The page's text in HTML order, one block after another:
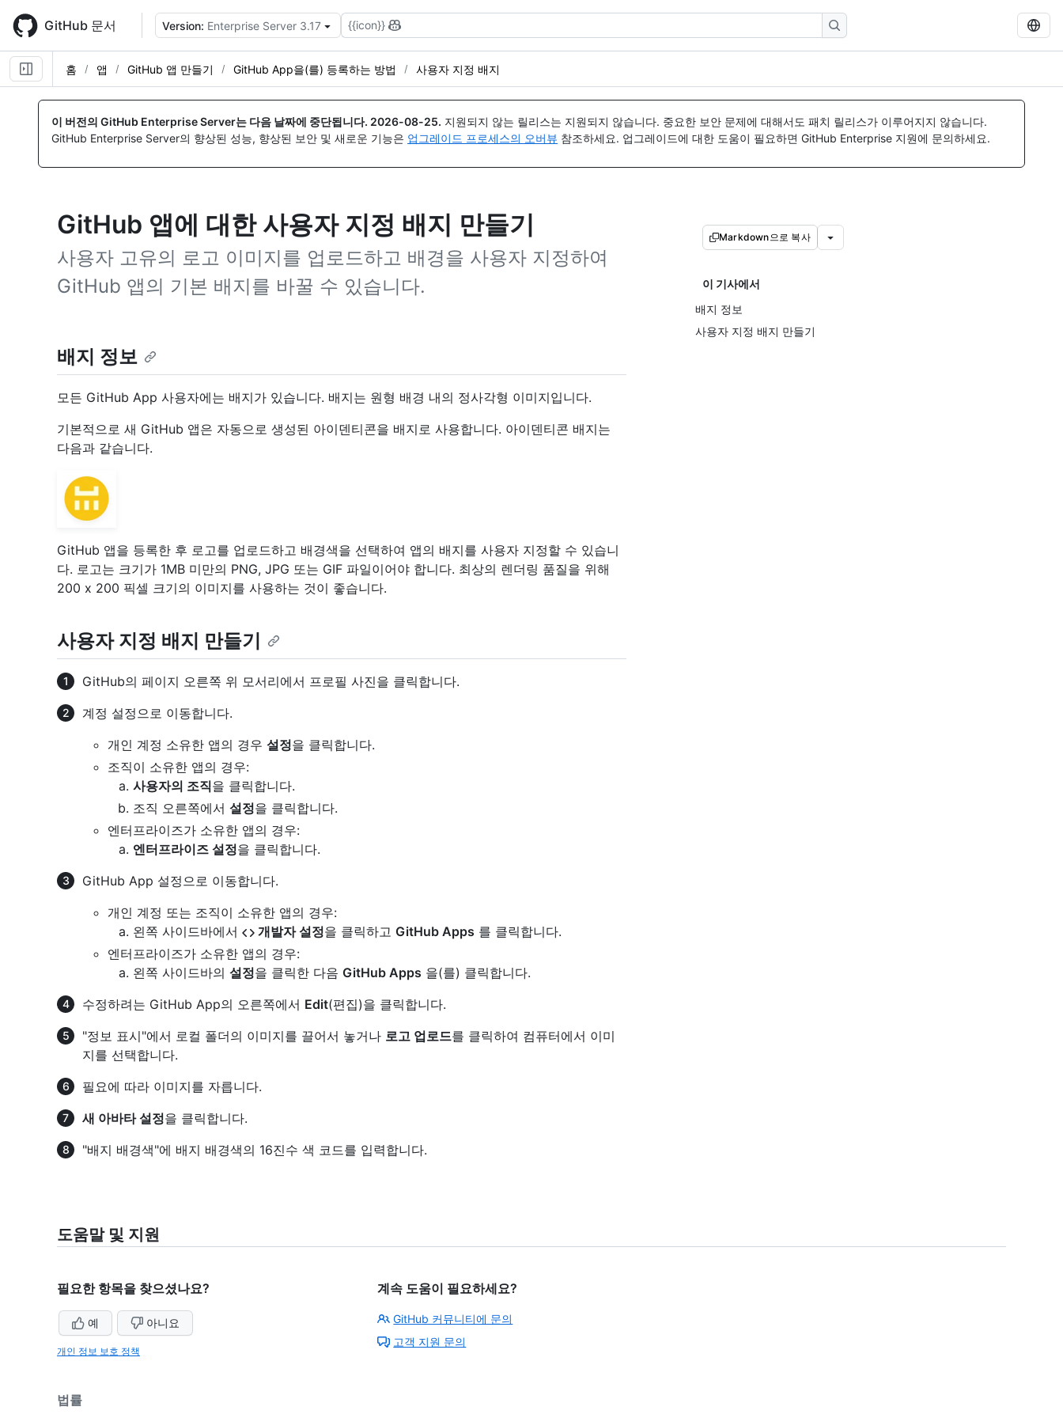
main
content
GitHub 문서 Version: Enterprise Server 3.17 {{icon}}
홈 앱 GitHub 앱 만들기 GitHub App을(를) 등록하는 방법 사용자 지정 배지
이 버전의 GitHub Enterprise Server는 다음 날짜에 중단됩니다. 2026-08-25. 지원되지 않는 릴리스는 지원되지 않습니다. 중요한 보안 문제에 대해서도 패치 릴리스가 이루어지지 않습니다.
GitHub Enterprise Server의 향상된 성능, 향상된 보안 및 새로운 기능은 업그레이드 프로세스의 오버뷰 참조하세요. 업그레이드에 대한 도움이 필요하면 GitHub Enterprise 지원에 문의하세요.
GitHub 앱에 대한 사용자 지정 배지 만들기
사용자 고유의 로고 이미지를 업로드하고 배경을 사용자 지정하여
GitHub 앱의 기본 배지를 바꿀 수 있습니다.
Markdown으로 복사
이 기사에서
배지 정보
사용자 지정 배지 만들기
배지 정보
모든 GitHub App 사용자에는 배지가 있습니다. 배지는 원형 배경 내의 정사각형 이미지입니다.
기본적으로 새 GitHub 앱은 자동으로 생성된 아이덴티콘을 배지로 사용합니다. 아이덴티콘 배지는
다음과 같습니다.
GitHub 앱을 등록한 후 로고를 업로드하고 배경색을 선택하여 앱의 배지를 사용자 지정할 수 있습니
다. 로고는 크기가 1MB 미만의 PNG, JPG 또는 GIF 파일이어야 합니다. 최상의 렌더링 품질을 위해
200 x 200 픽셀 크기의 이미지를 사용하는 것이 좋습니다.
사용자 지정 배지 만들기
GitHub의 페이지 오른쪽 위 모서리에서 프로필 사진을 클릭합니다.
계정 설정으로 이동합니다.
개인 계정 소유한 앱의 경우 설정을 클릭합니다.
조직이 소유한 앱의 경우:
사용자의 조직을 클릭합니다.
조직 오른쪽에서 설정을 클릭합니다.
엔터프라이즈가 소유한 앱의 경우:
엔터프라이즈 설정을 클릭합니다.
GitHub App 설정으로 이동합니다.
개인 계정 또는 조직이 소유한 앱의 경우:
왼쪽 사이드바에서
개발자 설정을 클릭하고 GitHub Apps 를 클릭합니다.
엔터프라이즈가 소유한 앱의 경우:
왼쪽 사이드바의 설정을 클릭한 다음 GitHub Apps 을(를) 클릭합니다.
수정하려는 GitHub App의 오른쪽에서 Edit(편집)을 클릭합니다.
"정보 표시"에서 로컬 폴더의 이미지를 끌어서 놓거나 로고 업로드를 클릭하여 컴퓨터에서 이미
지를 선택합니다.
필요에 따라 이미지를 자릅니다.
새 아바타 설정을 클릭합니다.
"배지 배경색"에 배지 배경색의 16진수 색 코드를 입력합니다.
도움말 및 지원
필요한 항목을 찾으셨나요?
예 아니요
개인 정보 보호 정책
계속 도움이 필요하세요?
GitHub 커뮤니티에 문의
고객 지원 문의
법률